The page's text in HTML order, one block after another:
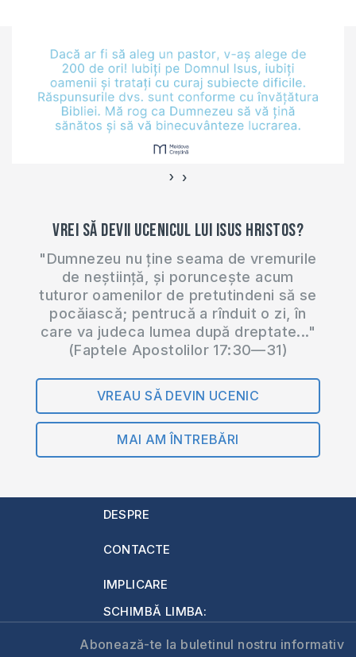
acesta îl predau
online (ZOOM) în
fiecare zi de…
‹ ›
Vrei să devii ucenicul lui Isus Hristos?
"Dumnezeu nu ține seama de vremurile
de neștiință, și poruncește acum
tuturor oamenilor de pretutindeni să se
pocăiască; pentrucă a rînduit o zi, în
care va judeca lumea după dreptate..."
(Faptele Apostolilor 17:30—31)
VREAU SĂ DEVIN UCENIC
MAI AM ÎNTREBĂRI
DESPRE
CONTACTE
IMPLICARE
SCHIMBĂ LIMBA:
Abonează-te la buletinul nostru informativ